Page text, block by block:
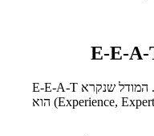
גוגל וה-AI מחפשים היום הוכחות לאמינות. המודל שנקרא E-E-A-T
(Experience, Expertise, Authoritativeness, Trustworthiness) הוא